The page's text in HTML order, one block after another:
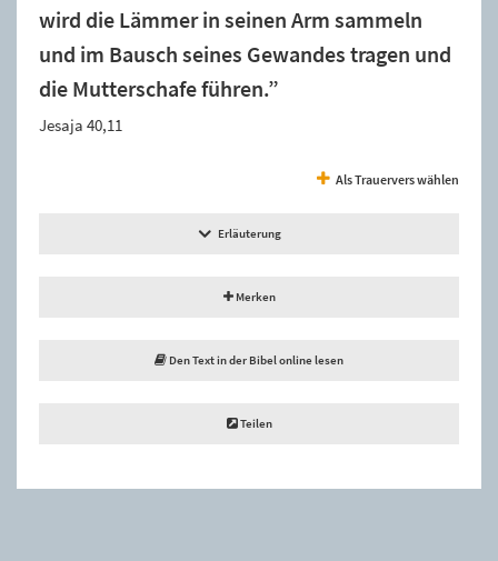
wird die Lämmer in seinen Arm sammeln
und im Bausch seines Gewandes tragen und
die Mutterschafe führen.”
Jesaja 40,11
Als Trauervers wählen
Erläuterung
Merken
Den Text in der Bibel online lesen
Teilen